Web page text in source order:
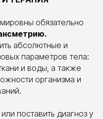
обязательно
абсолютные и
параметров тела:
и воды, а также
организма и
поставить диагноз у